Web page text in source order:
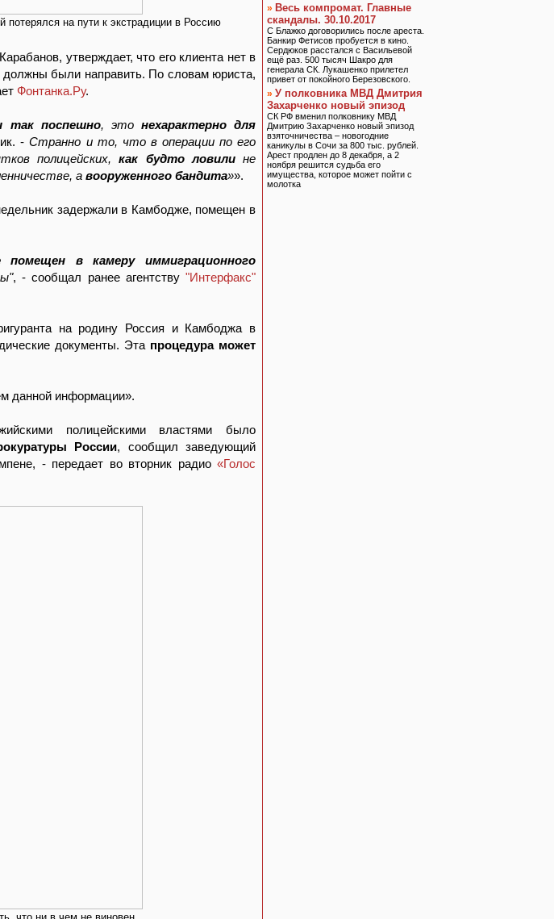
на пути к экстрадиции в Россию
утверждает, что его клиента нет в
были направить. По словам юриста,
Фонтанка.Ру.
так поспешно, это нехарактерно для
-Странно и то, что в операции по его
полицейских,как будто ловилине
а вооруженного бандита»».
задержали в Камбодже, помещен в
помещен в камеру иммиграционного
, - сообщал ранее агентству"Интерфакс"
на родину Россия и Камбоджа в
документы. Эта процедура может
данной информации».
полицейскими властями было
России, сообщил заведующий
- передает во вторник радио «Голос
» Весь компромат. Главные
скандалы. 30.10.2017
С Блажко договорились после ареста.
Банкир Фетисов пробуется в кино.
Сердюков расстался с Васильевой
ещё раз. 500 тысяч Шакро для
генерала СК. Лукашенко прилетел
привет от покойного Березовского.
» У полковника МВД Дмитрия
Захарченко новый эпизод
СК РФ вменил полковнику МВД
Дмитрию Захарченко новый эпизод
взяточничества – новогодние
каникулы в Сочи за 800 тыс. рублей.
Арест продлен до 8 декабря, а 2
ноября решится судьба его
имущества, которое может пойти с
молотка